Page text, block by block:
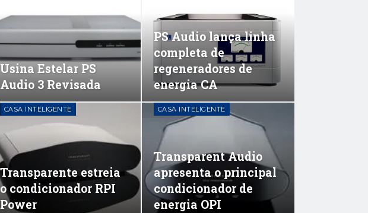
Usina Estelar PS
Audio 3 Revisada
PS Audio lança linha
completa de
regeneradores de
energia CA
CASA INTELIGENTE
Transparente estreia
o condicionador RPI
Power
CASA INTELIGENTE
Transparent Audio
apresenta o principal
condicionador de
energia OPI